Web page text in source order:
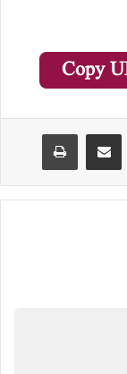
Copy
Telegram